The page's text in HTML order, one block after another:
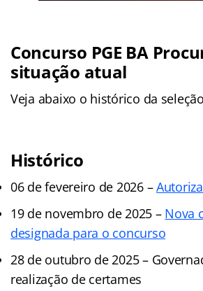
Concurso PGE BA
situação atual
Veja abaixo o histórico da
Histórico
06 de fevereiro de 2026 –
19 de novembro de 2025 – Nova
designada para o concurso
28 de outubro de 2025 –
realização de certames